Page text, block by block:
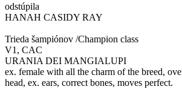
odstúpila
HANAH CASIDY RAY
Trieda šampiónov /Champion class
V1, CAC
URANIA DEI MANGIALUPI
ex. female with all the charm of the breed,
head, ex. ears, correct bones, moves perfect.